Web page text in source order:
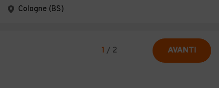
Cologne (BS)
1 / 2 AVANTI